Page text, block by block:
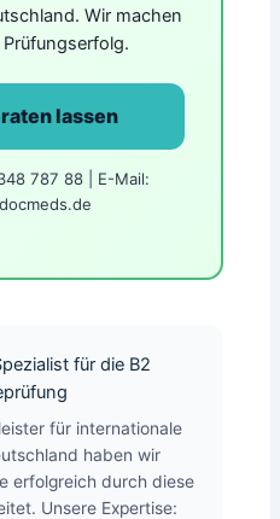
Wir machen
lassen
787 88 | E-Mail:
für die B2
für internationale
haben wir
erfolgreich durch diese
Unsere Expertise: